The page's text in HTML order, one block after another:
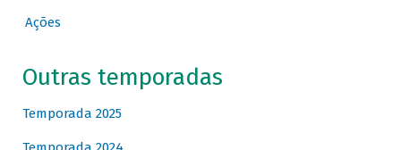
Ações
Outras temporadas
Temporada 2025